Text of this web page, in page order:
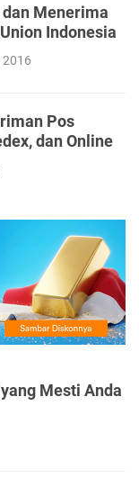
Menerima
Indonesia
2016
Pos
dan Online
Mesti Anda